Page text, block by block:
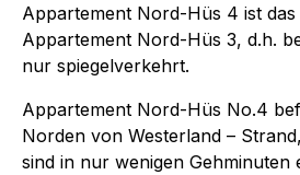
Appartement Nord-Hüs 4 ist
Appartement Nord-Hüs 3, d.h.
nur spiegelverkehrt.
Appartement Nord-Hüs No.4
Norden von Westerland –
sind in nur wenigen Gehminuten